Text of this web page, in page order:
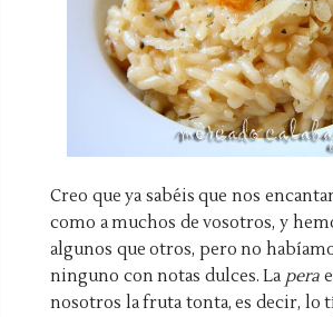
Creo que ya sabéis que nos
como a muchos de vosotros, y
algunos que otros, pero no
ninguno con notas dulces. La pera
nosotros la fruta tonta, es decir, lo